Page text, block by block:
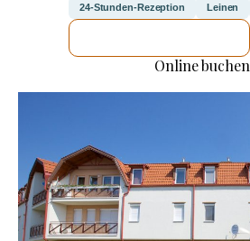
24-Stunden-Rezeption Leinen
Online buchen